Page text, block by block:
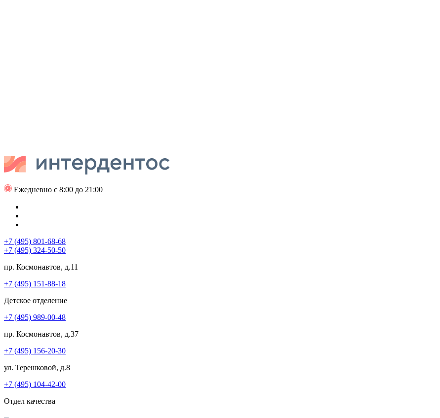
Ежедневно с 8:00 до 21:00
+7 (495) 801-68-68
+7 (495) 324-50-50
пр. Космонавтов, д.11
+7 (495) 151-88-18
Детское отделение
+7 (495) 989-00-48
пр. Космонавтов, д.37
+7 (495) 156-20-30
ул. Терешковой, д.8
+7 (495) 104-42-00
Отдел качества